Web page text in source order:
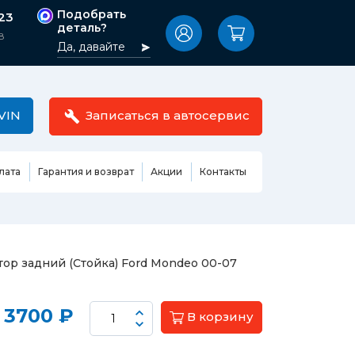
Подобрать
деталь?
Да, давайте
кузова
кузова и
Жидкость ГУР
Жидкость для омывания
стекол
Записаться в автосервис
Ремонт или замена бензонасоса
Замена жидкости ГУР
Замена тормозной жидкости
Гарантия и возврат Акции Контакты
задний (Стойка) Ford Mondeo 00-07
3700 ₽ В корзину